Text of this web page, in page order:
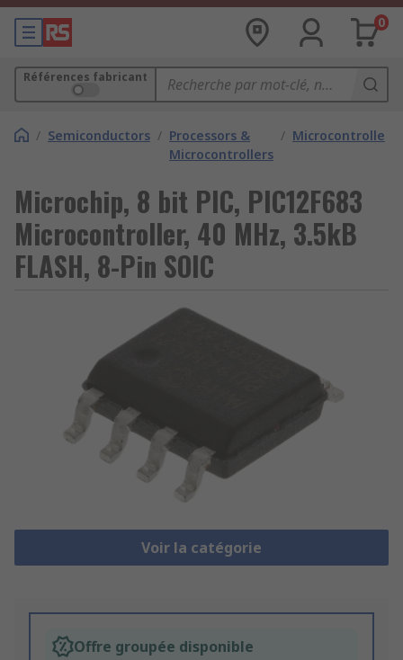
0
Références fabricant
/ Semiconductors / Processors &
Microcontrollers
/ Microcontrollers
Microchip, 8 bit PIC, PIC12F683
Microcontroller, 40 MHz, 3.5kB
FLASH, 8-Pin SOIC
Voir la catégorie
Offre groupée disponible